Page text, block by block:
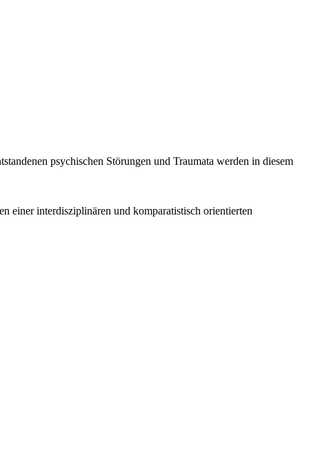
psychischen Störungen und Traumata werden in diesem
einer interdisziplinären und komparatistisch orientierten